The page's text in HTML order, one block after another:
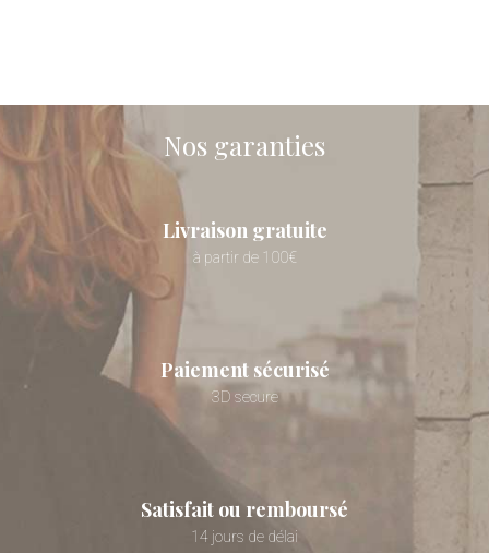
Nos garanties
Livraison gratuite
à partir de 100€
Paiement sécurisé
3D secure
Satisfait ou remboursé
14 jours de délai